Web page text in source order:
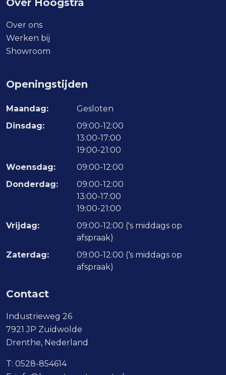
Over ons
Werken bij
Showroom
Openingstijden
Maandag:
Gesloten
Dinsdag:
09:00-12:00
13:00-17:00
19:00-21:00
Woensdag:
09:00-12:00
Donderdag:
09:00-12:00
13:00-17:00
19:00-21:00
Vrijdag:
09:00-12:00 ('s middags op
afspraak)
Zaterdag:
09:00-12:00 (‘s middags op
afspraak)
Contact
Industrieweg 26
7921 JP Zuidwolde
Drenthe, Nederland
T: 0528-854614